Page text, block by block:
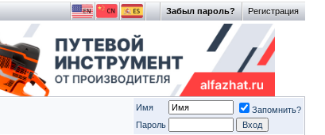
Регистрация
Забыл пароль?
Имя
Запомнить?
Пароль